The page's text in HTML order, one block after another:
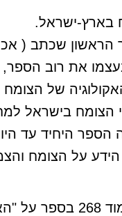
בארץ-ישראל.
הראשון שכתב (
את רוב הספר,
של
הצומח בישראל
היחיד עד
על הצומח
חשבתי לפתוח את